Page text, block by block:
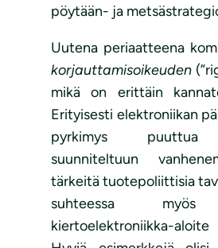
pöytään- ja
Uutena periaatteena
korjauttamisoikeuden
mikä on erittäin
Erityisesti elektroniikan
pyrkimys puuttua
suunniteltuun
tärkeitä tuotepoliittisia
suhteessa myös
kiertoelektroniikka-